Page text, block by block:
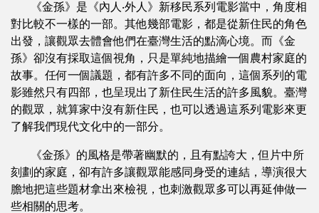
《金孫》是《內人‧外人》新移民系列電影當中，角度相
對比較不一樣的一部。其他幾部電影，都是從新住民的角色
出發，讓觀眾去體會他們在臺灣生活的點滴心境。而《金
孫》卻沒有採取這個視角，只是單純地描繪一個農村家庭的
故事。任何一個議題，都有許多不同的面向，這個系列的電
影雖然只有四部，也呈現出了新住民生活的許多風貌。臺灣
的觀眾，就算家中沒有新住民，也可以透過這系列電影來更
了解我們現代文化中的一部分。
《金孫》的風格是帶著幽默的，且有點誇大，但片中所
刻劃的家庭，卻有許多讓觀眾能感同身受的連結，導演很大
膽地把這些題材拿出來檢視，也刺激觀眾多可以再延伸做一
些相關的思考。